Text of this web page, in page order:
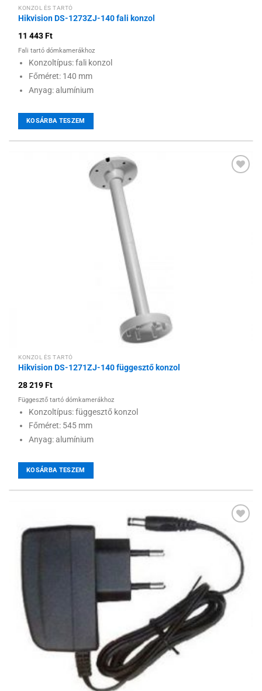
KONZOL ÉS TARTÓ
Hikvision DS-1273ZJ-140 fali konzol
11 443Ft
Fali tartó dómkamerákhoz
Konzoltípus: fali konzol
Főméret: 140 mm
Anyag: alumínium
KOSÁRBA TESZEM
KONZOL ÉS TARTÓ
Hikvision DS-1271ZJ-140 függesztő konzol
28 219Ft
Függesztő tartó dómkamerákhoz
Konzoltípus: függesztő konzol
Főméret: 545 mm
Anyag: alumínium
KOSÁRBA TESZEM
Hozzáadás a
kívánságlistához